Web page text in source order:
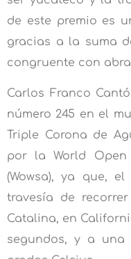
de este premio es
gracias a la suma
congruente con
Carlos Franco
número 245 en el
Triple Corona de
por la World Open
(Wowsa), ya que,
travesía de
Catalina, en
segundos, y a una